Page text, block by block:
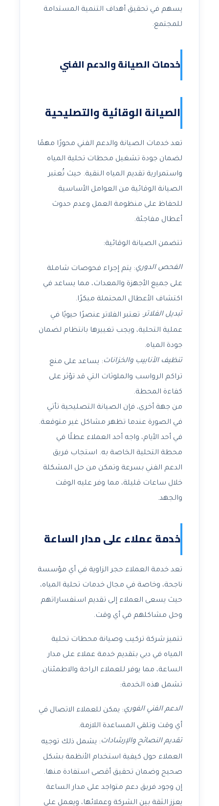
يسهم في تحقيق أهداف التنمية المستدامة
للمجتمع.
خدمات الصيانة والدعم الفني
الصيانة الوقائية والتصليحية
تعد خدمات الصيانة والدعم الفني محورًا مهمًا
لضمان جودة تشغيل محطات تحلية المياه
واستمرارية تقديم المياه النقية. حيث تُعتبر
الصيانة الوقائية من العوامل الأساسية
للحفاظ على منظومة العمل وعدم حدوث
أعطال مفاجئة.
تتضمن الصيانة الوقائية:
الفحص الدوري: يتم إجراء فحوصات شاملة
على جميع الأجهزة والمعدات، مما يساعد في
اكتشاف الأعطال المحتملة مبكرًا.
تبديل الفلاتر: تعتبر الفلاتر عنصرًا حيويًا في
عملية التحلية، ويجب تغييرها بانتظام لضمان
جودة المياه.
تنظيف الأنابيب والخزانات: يساعد على منع
تراكم الرواسب والملوثات التي قد تؤثر على
كفاءة المحطة.
من جهة أخرى، فإن الصيانة التصليحية تأتي
في الصورة عندما تظهر مشاكل غير متوقعة.
في أحد الأيام، واجه أحد العملاء عطلًا في
محطة التحلية الخاصة به. استجاب فريق
الدعم الفني بسرعة وتمكن من حل المشكلة
خلال ساعات قليلة، مما وفر عليه الوقت
والجهد.
خدمة عملاء على مدار الساعة
تعد خدمة العملاء حجر الزاوية في أي مؤسسة
ناجحة، وخاصة في مجال خدمات تحلية المياه،
حيث يسعى العملاء إلى تقديم استفساراتهم
وحل مشاكلهم في أي وقت.
تتميز شركة تركيب وصيانة محطات تحلية
المياه في دبي بتقديم خدمة عملاء على مدار
الساعة، مما يوفر للعملاء الراحة والاطمئنان.
تشمل هذه الخدمة:
الدعم الفني الفوري: يمكن للعملاء الاتصال في
أي وقت وتلقي المساعدة اللازمة.
تقديم النصائح والإرشادات: يشمل ذلك توجيه
العملاء حول كيفية استخدام الأنظمة بشكل
صحيح وضمان تحقيق أقصى استفادة منها.
إن وجود فريق دعم متواجد على مدار الساعة
يعزز الثقة بين الشركة وعملائها، ويعمل على